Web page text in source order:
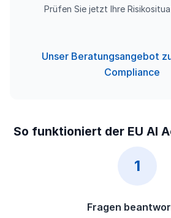
Prüfen Sie jetzt Ihre
Unser Beratungsangebot
Compliance
So funktioniert der EU AI
1
Fragen